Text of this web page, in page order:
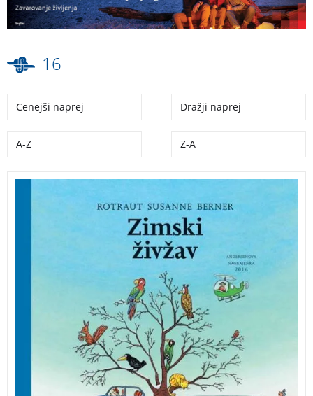
16
Cenejši naprej Dražji naprej
A-Z Z-A
Ta velika knjiga, ki prikazuje mesto in njegovo okolico,
kar mrgoli od nešteto podrobnosti. Zimski živžav